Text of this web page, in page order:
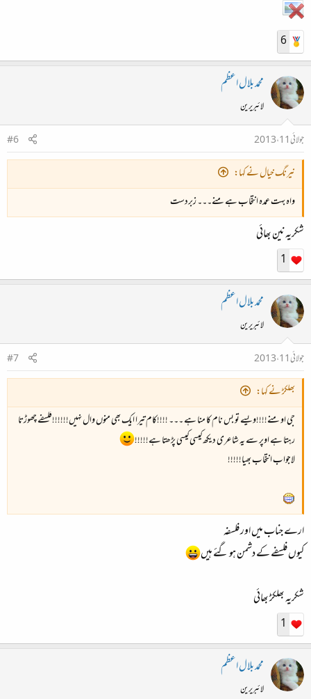
6
محمد بلال اعظم
لائبریرین
جولائی 11، 2013
#6
نیرنگ خیال نے کہا:
واہ بہت عمدہ انتخاب ہے منے۔۔۔ زبردست
شکریہ نین بھائی
1
محمد بلال اعظم
لائبریرین
جولائی 11، 2013
#7
بھلکڑ نے کہا:
جی او منے!!!!ویسے تو بس نام کا منا ہے ۔۔۔ !!!!کام تیرا ایک بھی منوں وال نہیں!!!!!!فلسفے چھوڑتا
رہتا ہے اوپر سے یہ شاعری دیکھ کیسی کیسی پڑھتا ہے!!!!!
لاجواب انتخاب بھیا!!!!!
ارے جناب میں اور فلسفہ
کیوں فلسفے کے دشمن ہو گئے ہیں
شکریہ بھلکڑ بھائی
1
محمد بلال اعظم
لائبریرین